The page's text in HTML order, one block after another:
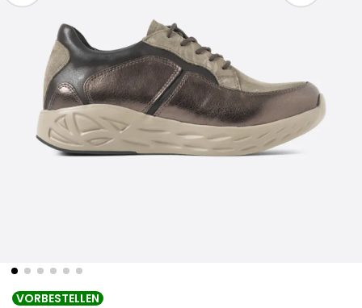
VORBESTELLEN